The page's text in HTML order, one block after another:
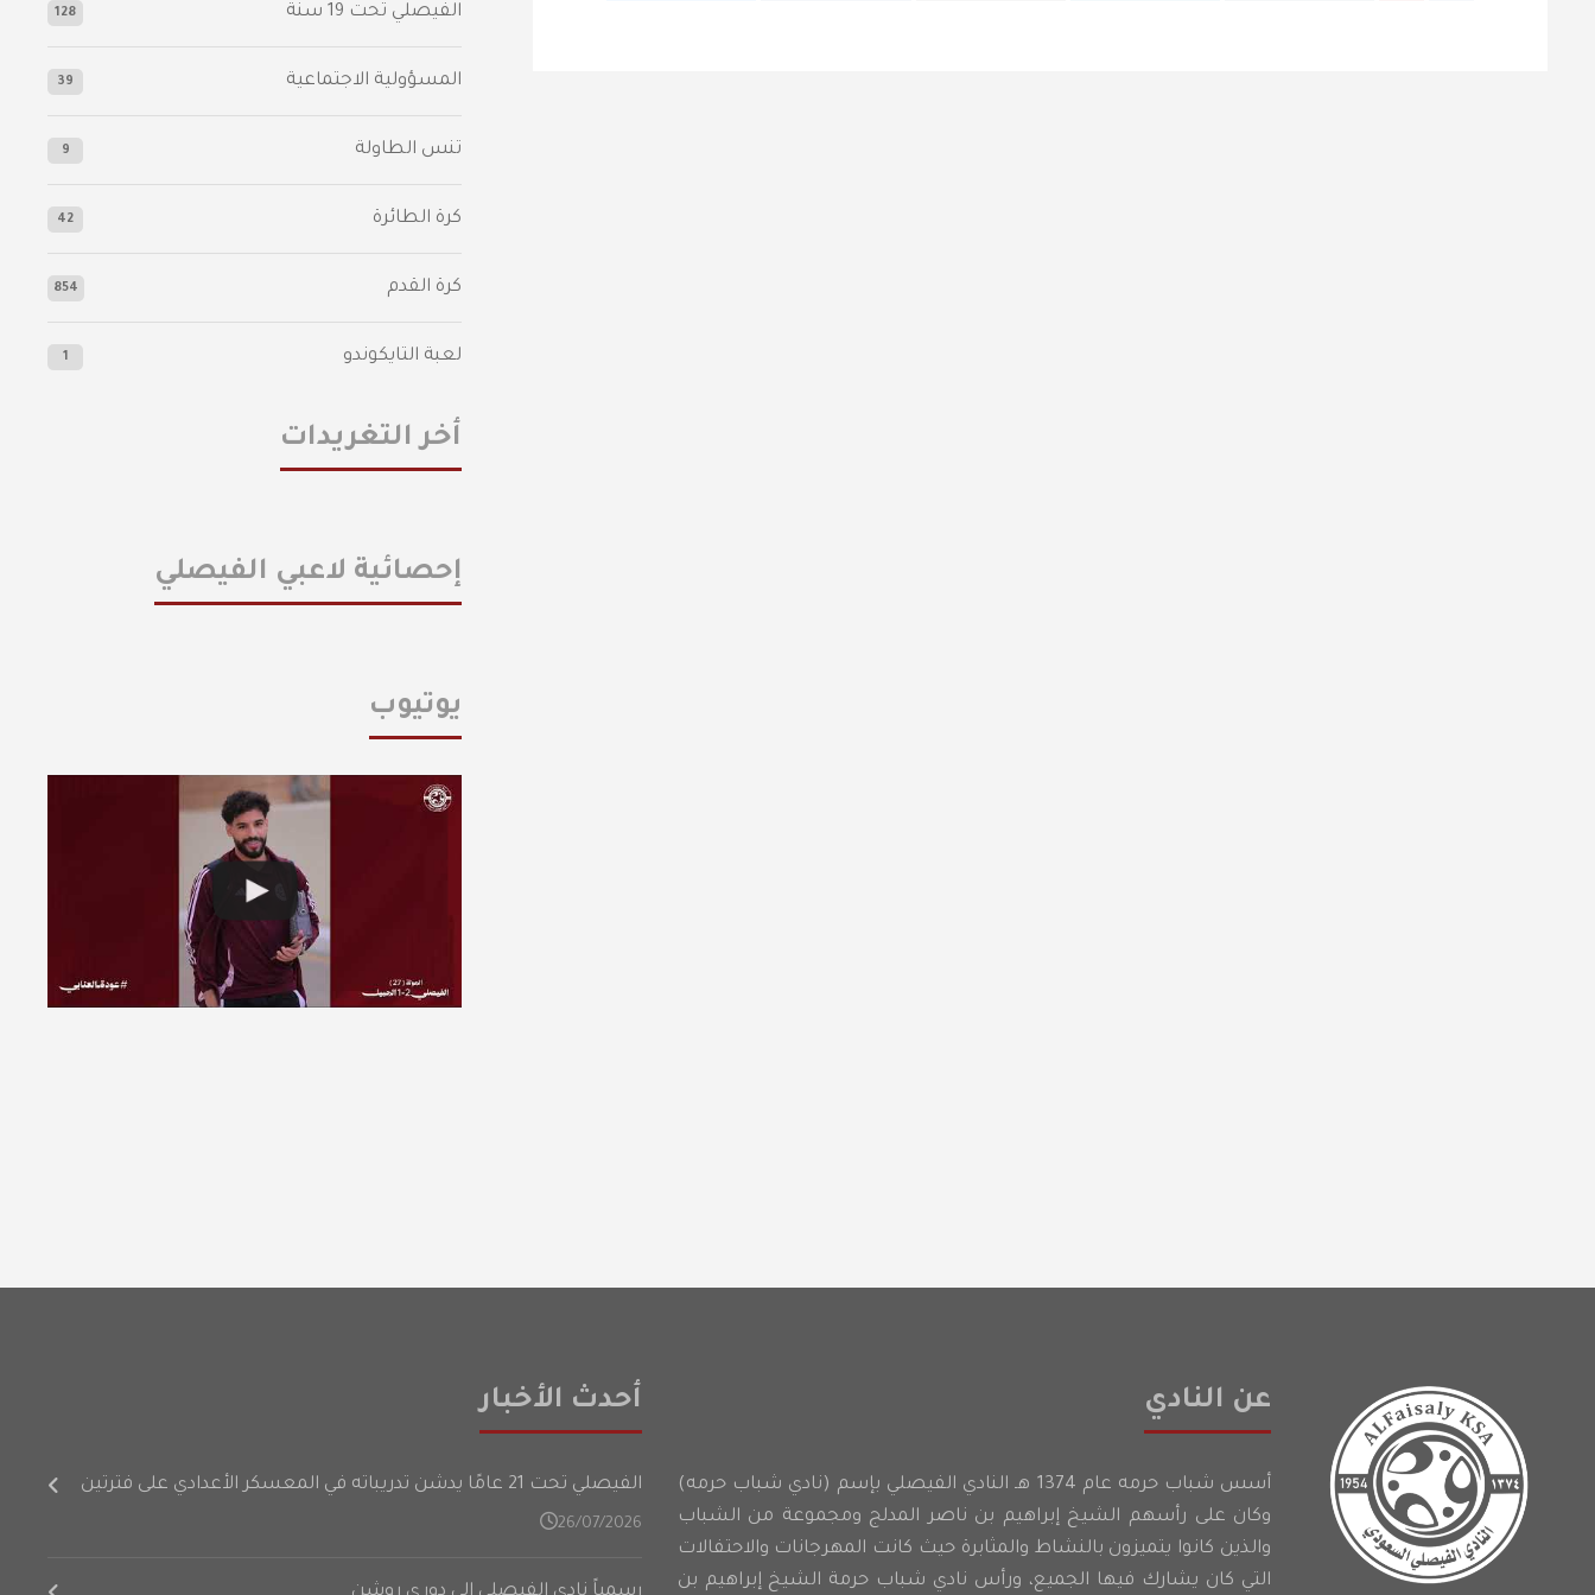
الفيصلي‬⁩ تحت 19 سنة 128
المسؤولية الاجتماعية 39
تنس الطاولة 9
كرة الطائرة 42
كرة القدم 854
لعبة التايكوندو 1
أخر التغريدات
إحصائية لاعبي الفيصلي
يوتيوب
عن النادي
أسس شباب حرمه عام 1374 هـ النادي الفيصلي بإسم (نادي شباب حرمه)
وكان على رأسهم الشيخ إبراهيم بن ناصر المدلج ومجموعة من الشباب
والذين كانوا يتميزون بالنشاط والمثابرة حيث كانت المهرجانات والاحتفالات
التي كان يشارك فيها الجميع، ورأس نادي شباب حرمة الشيخ إبراهيم بن
أحدث الأخبار
الفيصلي تحت 21 عامًا يدشن تدريباته في المعسكر الأعدادي على فترتين
26/07/2026